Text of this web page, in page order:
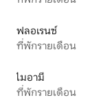
ฟลอเรนซ์
ที่พักรายเดือน
ไมอามี
ที่พักรายเดือน